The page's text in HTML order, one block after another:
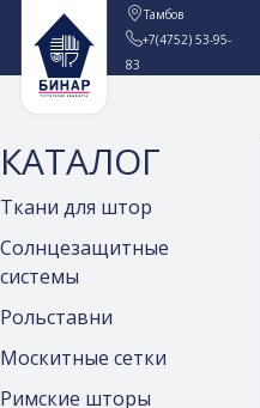
Тамбов
+7(4752) 53-95-
83
КАТАЛОГ
Ткани для штор
Солнцезащитные
системы
Рольставни
Москитные сетки
Римские шторы